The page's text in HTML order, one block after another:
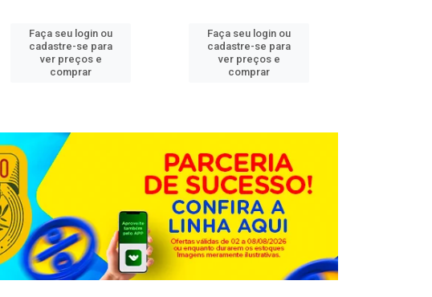
Faça seu login ou
cadastre-se para
ver preços e
comprar
Faça seu login ou
cadastre-se para
ver preços e
comprar